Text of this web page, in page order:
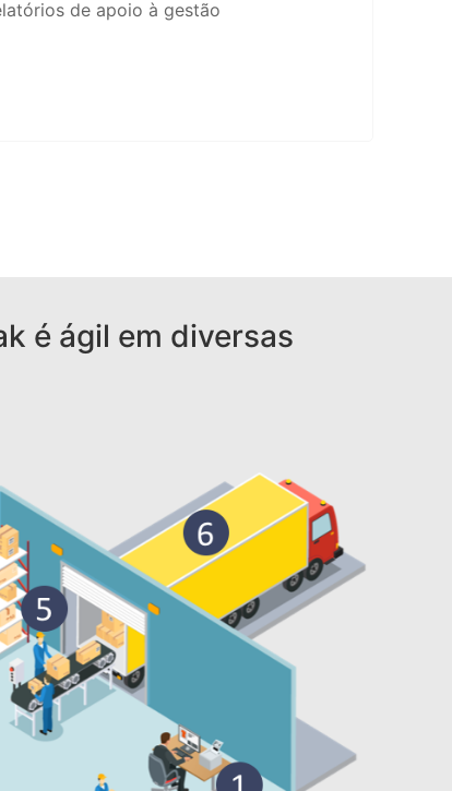
de apoio à gestão
é ágil em diversas